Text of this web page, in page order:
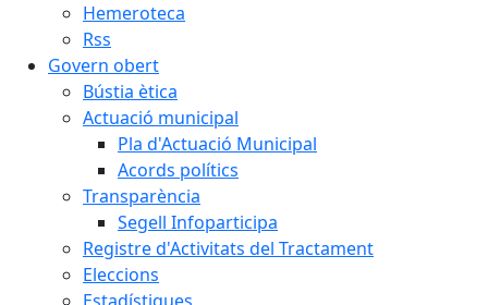
Hemeroteca
Rss
Govern obert
Bústia ètica
Actuació municipal
Pla d'Actuació Municipal
Acords polítics
Transparència
Segell Infoparticipa
Registre d'Activitats del Tractament
Eleccions